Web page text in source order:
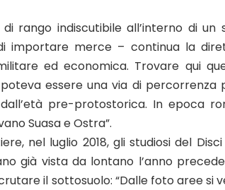
di rango indiscutibile all’interno di
importare merce – continua la
ed economica. Trovare qui
essere una via di
pre-protostorica. In epoca
Suasa e Ostra”.
nel luglio 2018, gli studiosi del
già vista da lontano l’anno
il sottosuolo: “Dalle foto aree